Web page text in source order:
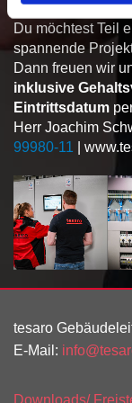
Du möchtest Teil
spannende
Dann freuen wir
inklusive
Eintrittsdatum
Herr Joachim
99980-11 |
tesaro
E-Mail:
Downloads/